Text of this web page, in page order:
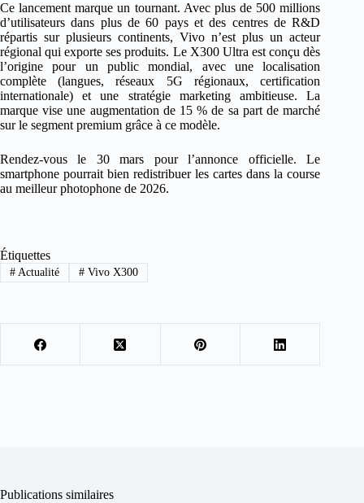
Ce lancement marque un tournant. Avec plus de 500 millions
d’utilisateurs dans plus de 60 pays et des centres de R&D
répartis sur plusieurs continents, Vivo n’est plus un acteur
régional qui exporte ses produits. Le X300 Ultra est conçu dès
l’origine pour un public mondial, avec une localisation
complète (langues, réseaux 5G régionaux, certification
internationale) et une stratégie marketing ambitieuse. La
marque vise une augmentation de 15 % de sa part de marché
sur le segment premium grâce à ce modèle.
Rendez-vous le 30 mars pour l’annonce officielle. Le
smartphone pourrait bien redistribuer les cartes dans la course
au meilleur photophone de 2026.
Étiquettes
#Actualité #Vivo X300
Publications similaires